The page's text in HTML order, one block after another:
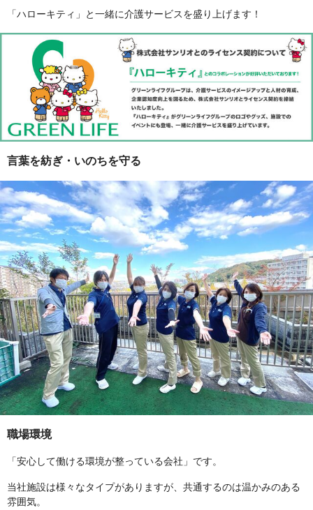
「ハローキティ」と一緒に介護サービスを盛り上げます！
言葉を紡ぎ・いのちを守る
職場環境
「安心して働ける環境が整っている会社」です。
当社施設は様々なタイプがありますが、共通するのは温かみのある
雰囲気。